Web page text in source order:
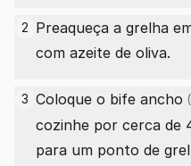
2 Preaqueça a grelha
com azeite de oliva.
3 Coloque o bife ancho
cozinhe por cerca de
para um ponto de